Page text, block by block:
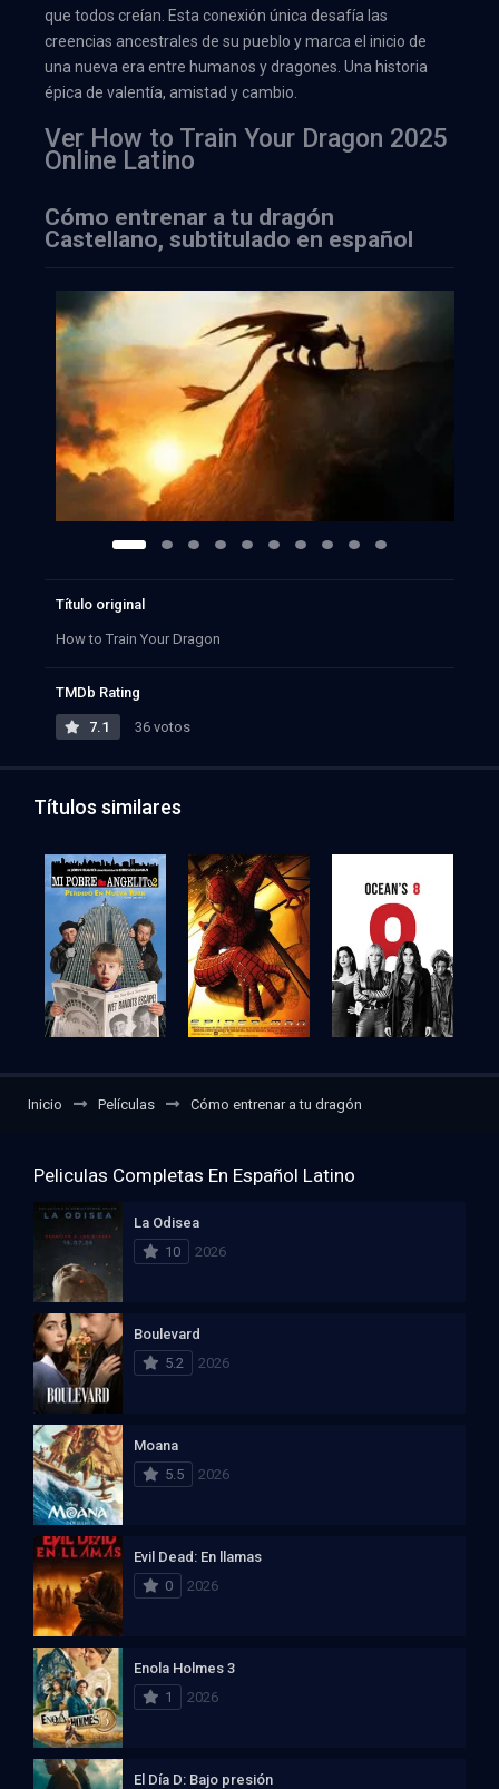
que todos creían. Esta conexión única desafía las
creencias ancestrales de su pueblo y marca el inicio de
una nueva era entre humanos y dragones. Una historia
épica de valentía, amistad y cambio.
Ver How to Train Your Dragon 2025
Online Latino
Cómo entrenar a tu dragón
Castellano, subtitulado en español
Título original
How to Train Your Dragon
TMDb Rating
7.1 36 votos
Títulos similares
Inicio Películas Cómo entrenar a tu dragón
Peliculas Completas En Español Latino
La Odisea
10
2026
Boulevard
5.2
2026
Moana
5.5
2026
Evil Dead: En llamas
0
2026
Enola Holmes 3
1
2026
El Día D: Bajo presión